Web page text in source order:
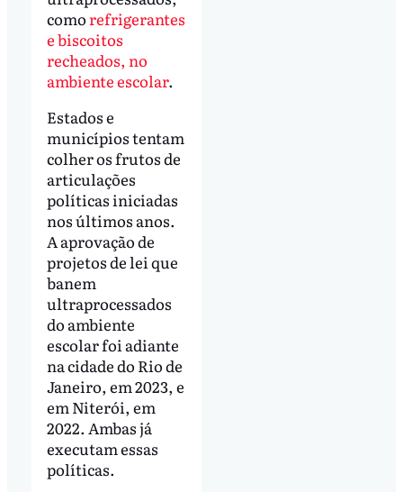
como refrigerantes
e biscoitos
recheados, no
ambiente escolar.
Estados e
municípios tentam
colher os frutos de
articulações
políticas iniciadas
nos últimos anos.
A aprovação de
projetos de lei que
banem
ultraprocessados
do ambiente
escolar foi adiante
na cidade do Rio de
Janeiro, em 2023, e
em Niterói, em
2022. Ambas já
executam essas
políticas.